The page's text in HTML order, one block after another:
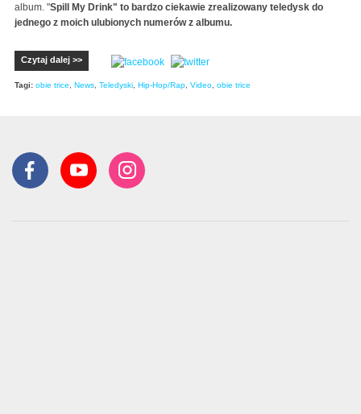
album. "Spill My Drink" to bardzo ciekawie zrealizowany teledysk do
jednego z moich ulubionych numerów z albumu.
Czytaj dalej >>
Tagi: obie trice News Teledyski Hip-Hop/Rap Video obie trice